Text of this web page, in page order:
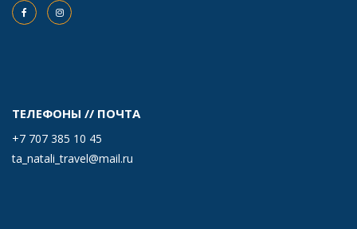
ТЕЛЕФОНЫ // ПОЧТА
+7 707 385 10 45
ta_natali_travel@mail.ru